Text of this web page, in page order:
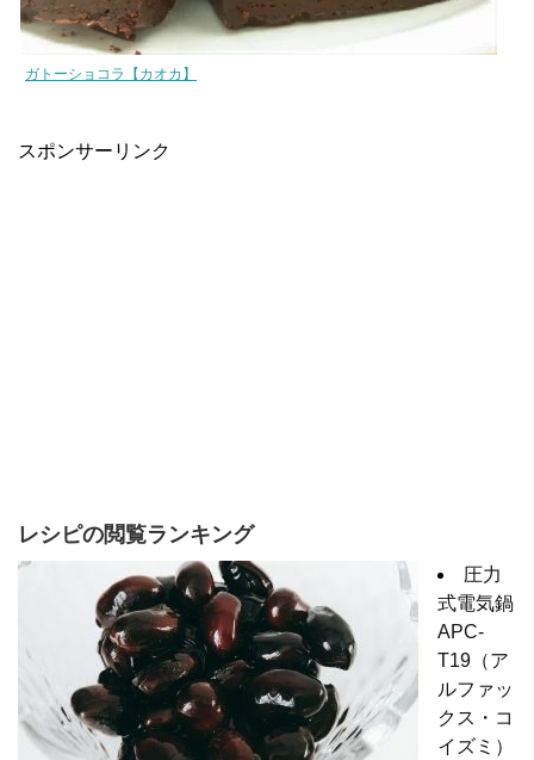
ガトーショコラ【カオカ】
スポンサーリンク
レシピの閲覧ランキング
圧力
式電気鍋
APC-
T19（ア
ルファッ
クス・コ
イズミ）